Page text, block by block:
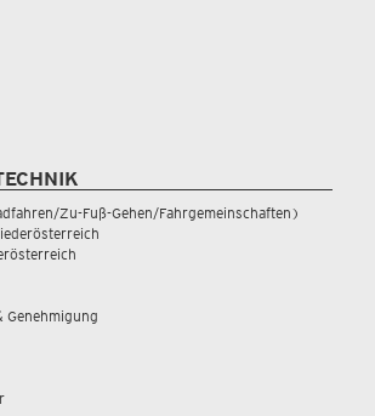
Zu-Fuß-Gehen/Fahrgemeinschaften)
Genehmigung